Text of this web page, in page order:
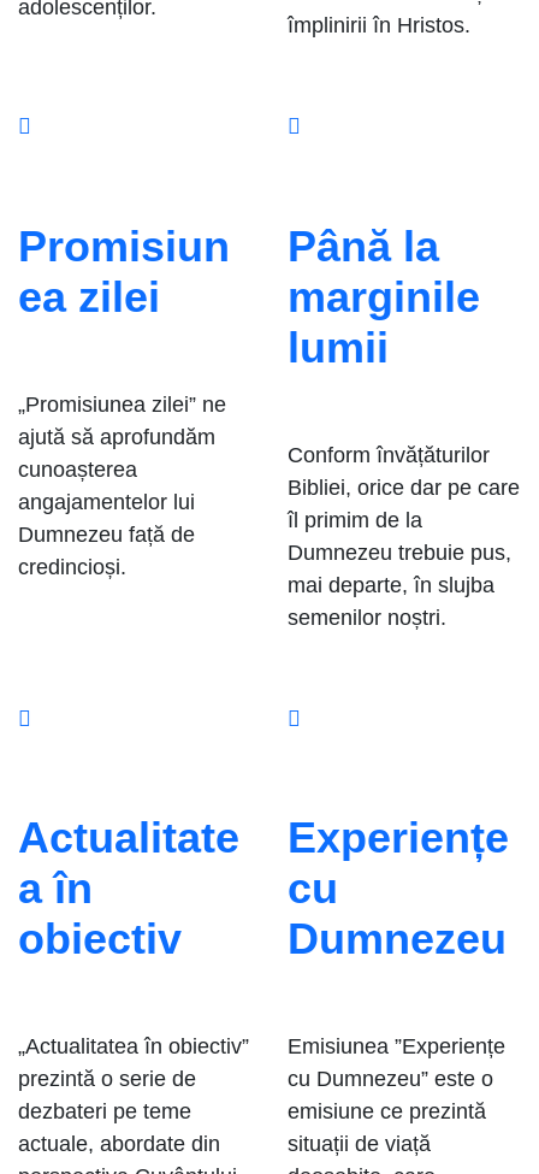
adolescenților.
împlinirii în Hristos.
Promisiun
ea zilei
„Promisiunea zilei” ne
ajută să aprofundăm
cunoașterea
angajamentelor lui
Dumnezeu față de
credincioși.
Până la
marginile
lumii
Conform învățăturilor
Bibliei, orice dar pe care
îl primim de la
Dumnezeu trebuie pus,
mai departe, în slujba
semenilor noștri.
Actualitate
a în
obiectiv
„Actualitatea în obiectiv”
prezintă o serie de
dezbateri pe teme
actuale, abordate din
Experiențe
cu
Dumnezeu
Emisiunea ”Experiențe
cu Dumnezeu” este o
emisiune ce prezintă
situații de viață